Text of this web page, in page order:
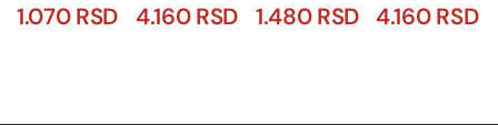
1.070RSD 4.160RSD 1.480RSD 4.160RSD